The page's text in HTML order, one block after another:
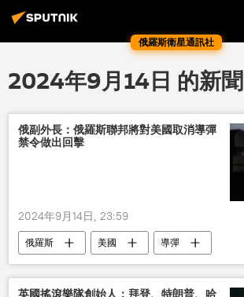
俄羅斯衛星通訊社
2024年9月14日 的新聞
俄副外長：俄羅斯聯邦將對美國取消導彈
禁令做出回擊
2024年9月14日, 23:59
俄羅斯 美國 導彈
英國搖滾樂隊創始人：拜登、特朗普、哈